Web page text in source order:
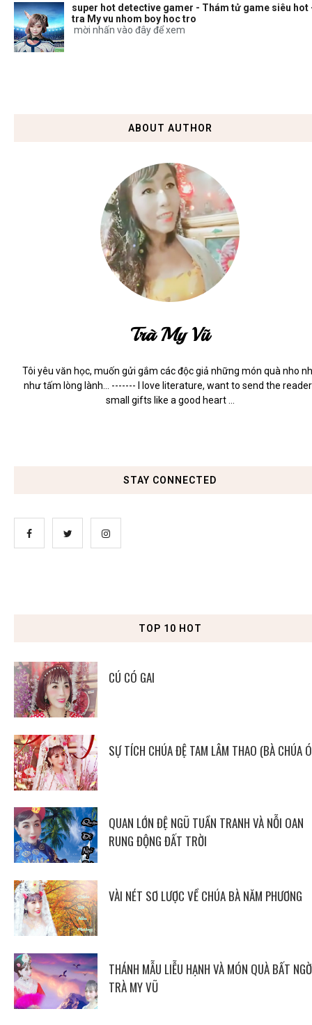
super hot detective gamer - Thám tử game siêu hot
tra My vu nhom boy hoc tro
mời nhấn vào đây để xem
ABOUT AUTHOR
Trà My Vũ
Tôi yêu văn học, muốn gửi gắm các độc giả những món quà nho
như tấm lòng lành... ------- I love literature, want to send the
small gifts like a good heart ...
STAY CONNECTED
TOP 10 HOT
CÚ CÓ GAI
SỰ TÍCH CHÚA ĐỆ TAM LÂM THAO (BÀ CHÚA
QUAN LỚN ĐỆ NGŨ TUẦN TRANH VÀ NỖI OAN
RUNG ĐỘNG ĐẤT TRỜI
VÀI NÉT SƠ LƯỢC VỀ CHÚA BÀ NĂM PHƯƠNG
THÁNH MẪU LIỄU HẠNH VÀ MÓN QUÀ BẤT
TRÀ MY VŨ